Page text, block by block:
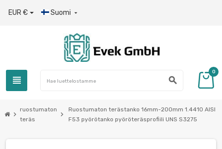
EUR € Suomi 
view_headline search
0
chevron_right
ruostumaton
teräs
chevron_right
Ruostumaton terästanko 16mm-200mm 1.4410 AISI
F53 pyörötanko pyöröteräsprofiili UNS S3275